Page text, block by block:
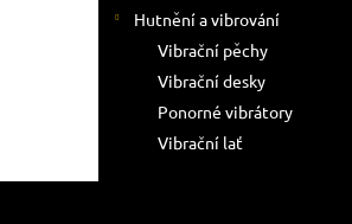
Hutnění a vibrování
Vibrační pěchy
Vibrační desky
Ponorné vibrátory
Vibrační lať